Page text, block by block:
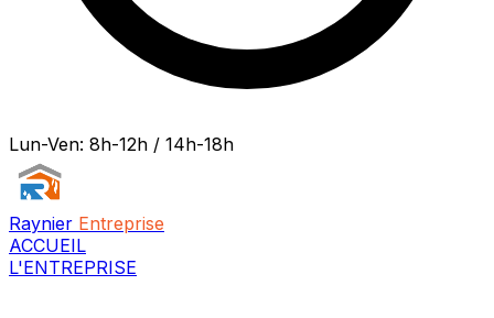
Lun-Ven: 8h-12h / 14h-18h
Raynier Entreprise
ACCUEIL
L'ENTREPRISE